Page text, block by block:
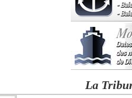
La